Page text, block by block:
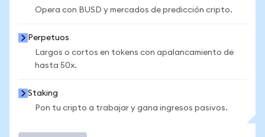
Opera con BUSD y mercados de predicción cripto.
Perpetuos
Largos o cortos en tokens con apalancamiento de
hasta 50x.
Staking
Pon tu cripto a trabajar y gana ingresos pasivos.